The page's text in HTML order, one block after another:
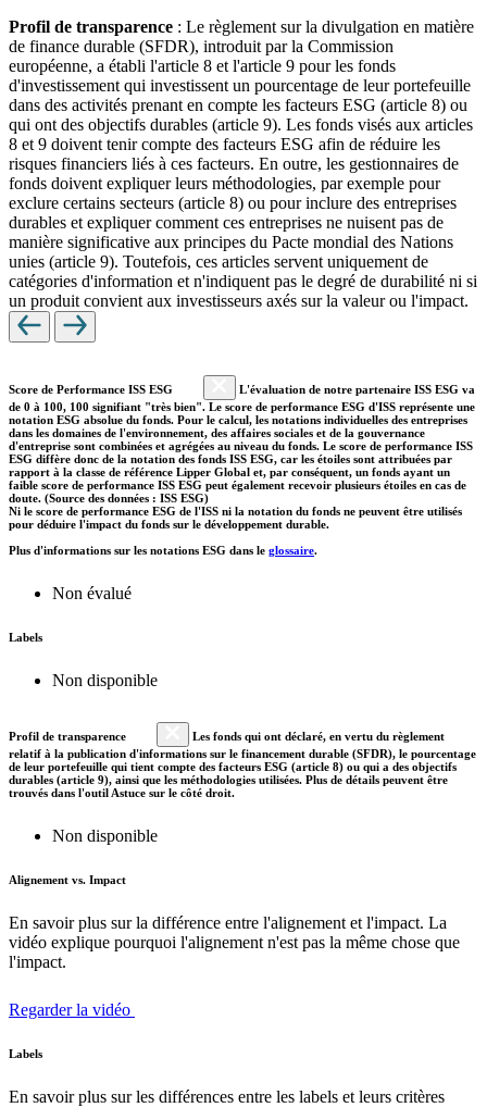
Profil de transparence : Le règlement sur la divulgation en matière
de finance durable (SFDR), introduit par la Commission
européenne, a établi l'article 8 et l'article 9 pour les fonds
d'investissement qui investissent un pourcentage de leur portefeuille
dans des activités prenant en compte les facteurs ESG (article 8) ou
qui ont des objectifs durables (article 9). Les fonds visés aux articles
8 et 9 doivent tenir compte des facteurs ESG afin de réduire les
risques financiers liés à ces facteurs. En outre, les gestionnaires de
fonds doivent expliquer leurs méthodologies, par exemple pour
exclure certains secteurs (article 8) ou pour inclure des entreprises
durables et expliquer comment ces entreprises ne nuisent pas de
manière significative aux principes du Pacte mondial des Nations
unies (article 9). Toutefois, ces articles servent uniquement de
catégories d'information et n'indiquent pas le degré de durabilité ni si
un produit convient aux investisseurs axés sur la valeur ou l'impact.
Score de Performance ISS ESG
L'évaluation de notre partenaire ISS ESG va
de 0 à 100, 100 signifiant "très bien". Le score de performance ESG d'ISS représente une
notation ESG absolue du fonds. Pour le calcul, les notations individuelles des entreprises
dans les domaines de l'environnement, des affaires sociales et de la gouvernance
d'entreprise sont combinées et agrégées au niveau du fonds. Le score de performance ISS
ESG diffère donc de la notation des fonds ISS ESG, car les étoiles sont attribuées par
rapport à la classe de référence Lipper Global et, par conséquent, un fonds ayant un
faible score de performance ISS ESG peut également recevoir plusieurs étoiles en cas de
doute. (Source des données : ISS ESG)
Ni le score de performance ESG de l'ISS ni la notation du fonds ne peuvent être utilisés
pour déduire l'impact du fonds sur le développement durable.
Plus d'informations sur les notations ESG dans le glossaire.
Non évalué
Labels
Non disponible
Profil de transparence
Les fonds qui ont déclaré, en vertu du règlement
relatif à la publication d'informations sur le financement durable (SFDR), le pourcentage
de leur portefeuille qui tient compte des facteurs ESG (article 8) ou qui a des objectifs
durables (article 9), ainsi que les méthodologies utilisées. Plus de détails peuvent être
trouvés dans l'outil Astuce sur le côté droit.
Non disponible
Alignement vs. Impact
En savoir plus sur la différence entre l'alignement et l'impact. La
vidéo explique pourquoi l'alignement n'est pas la même chose que
l'impact.
Regarder la vidéo
Labels
En savoir plus sur les différences entre les labels et leurs critères